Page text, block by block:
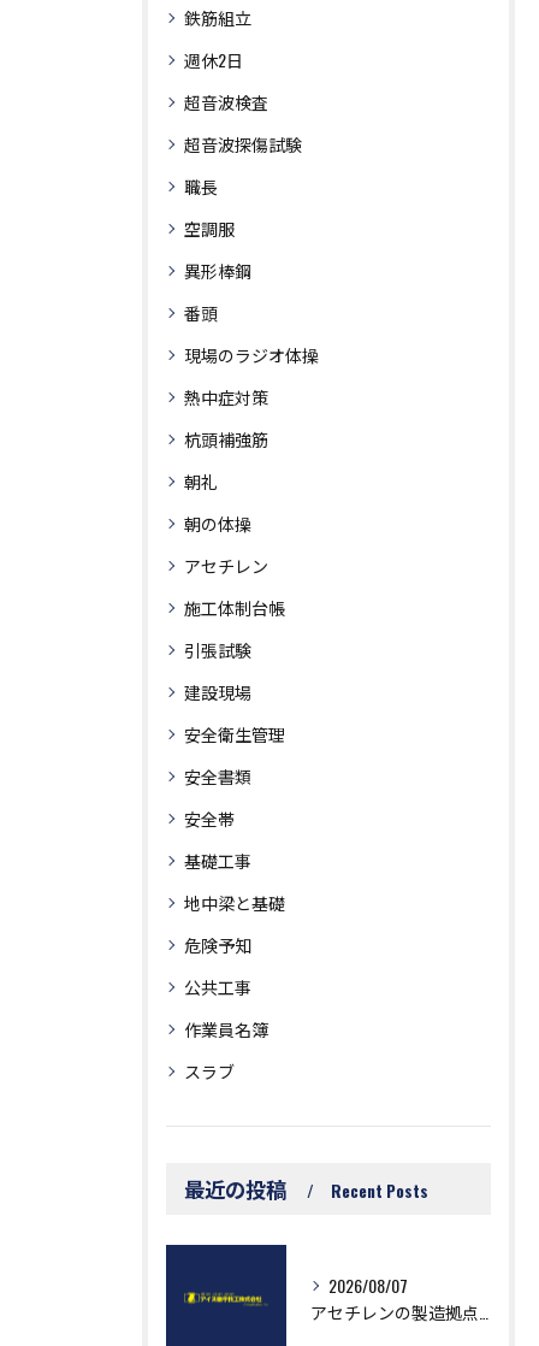
鉄筋組立
週休2日
超音波検査
超音波探傷試験
職長
空調服
異形棒鋼
番頭
現場のラジオ体操
熱中症対策
杭頭補強筋
朝礼
朝の体操
アセチレン
施工体制台帳
引張試験
建設現場
安全衛生管理
安全書類
安全帯
基礎工事
地中梁と基礎
危険予知
公共工事
作業員名簿
スラブ
最近の投稿 Recent Posts
2026/08/07